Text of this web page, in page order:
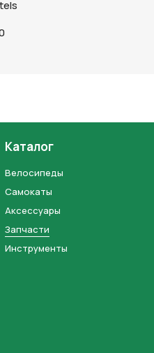
Каталог
Велосипеды
Самокаты
Аксессуары
Запчасти
Инструменты